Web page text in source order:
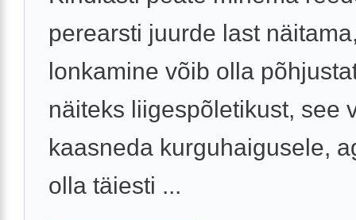
perearsti juurde last
lonkamine võib olla
näiteks liigespõletikust, see
kaasneda kurguhaigusele,
olla täiesti ...